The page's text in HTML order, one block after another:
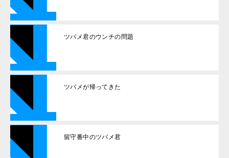
ツバメ君のウンチの問題
ツバメが帰ってきた
留守番中のツバメ君